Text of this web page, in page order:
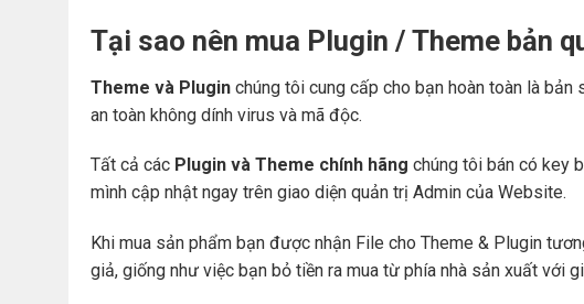
Tại sao nên mua Plugin / Theme bản
Theme và Plugin chúng tôi cung cấp cho bạn hoàn toàn là
an toàn không dính virus và mã độc.
Tất cả các Plugin và Theme chính hãng chúng tôi bán có key
mình cập nhật ngay trên giao diện quản trị Admin của Website.
Khi mua sản phẩm bạn được nhận File cho Theme & Plugin
giả, giống như việc bạn bỏ tiền ra mua từ phía nhà sản xuất với